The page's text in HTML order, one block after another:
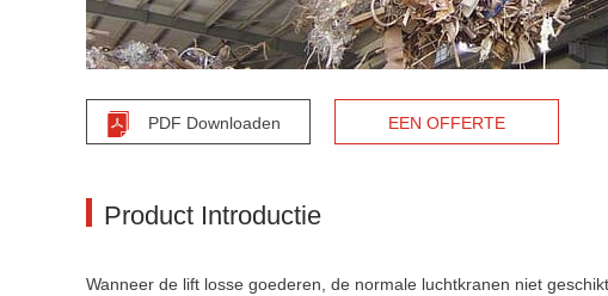
PDF Downloaden EEN OFFERTE
Product Introductie
Wanneer de lift losse goederen, de normale luchtkranen niet